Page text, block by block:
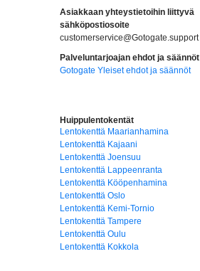
Asiakkaan yhteystietoihin liittyvä
sähköpostiosoite
customerservice@Gotogate.support
Palveluntarjoajan ehdot ja säännöt
Gotogate Yleiset ehdot ja säännöt
Huippulentokentät
Lentokenttä Maarianhamina
Lentokenttä Kajaani
Lentokenttä Joensuu
Lentokenttä Lappeenranta
Lentokenttä Kööpenhamina
Lentokenttä Oslo
Lentokenttä Kemi-Tornio
Lentokenttä Tampere
Lentokenttä Oulu
Lentokenttä Kokkola